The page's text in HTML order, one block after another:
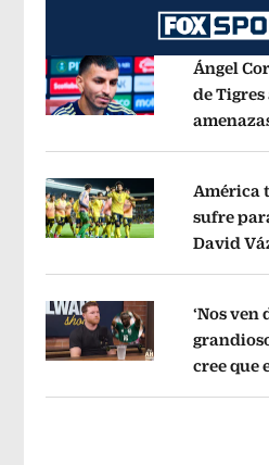
Opens in new window
Ángel
de
Opens in new window
América
sufre
David
Opens in new window
‘Nos
cree que